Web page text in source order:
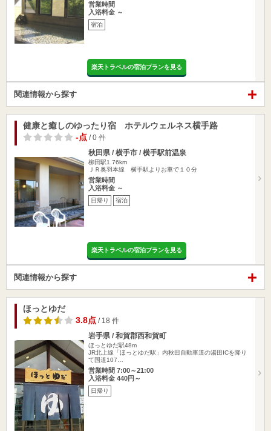
営業時間
入浴料金 ～
宿泊
楽天トラベルの宿泊プランを見る
関連情報から探す
健康と癒しのゆったり宿 ホテルウェルネス横手路
-点 / 0 件
秋田県 / 横手市 / 横手駅前温泉
柳田駅1.76km
ＪＲ奥羽本線 横手駅よりお車で１０分
営業時間
入浴料金 ～
日帰り 宿泊
楽天トラベルの宿泊プランを見る
関連情報から探す
ほっとゆだ
3.8点 / 18 件
岩手県 / 和賀郡西和賀町
ほっとゆだ駅48m
JR北上線「ほっとゆだ駅」内秋田自動車道の湯田ICを降り
て国道107…
営業時間 7:00～21:00
入浴料金 440円～
日帰り